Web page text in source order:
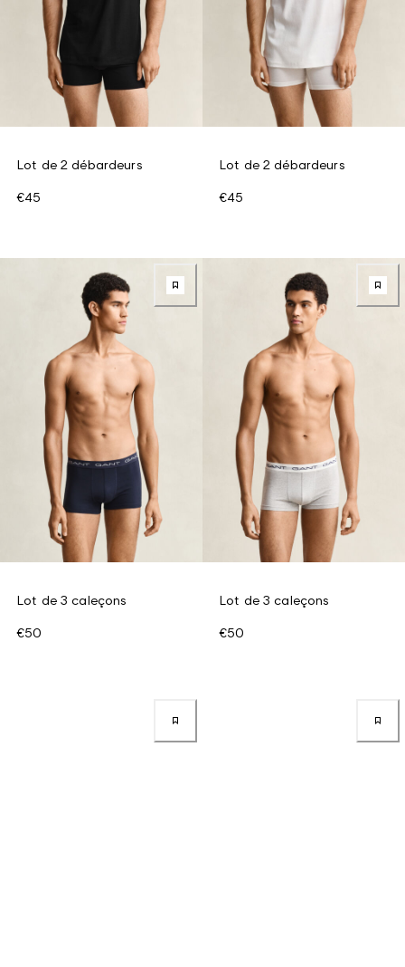
Lot de 2 débardeurs
€45
Lot de 2 débardeurs
€45
Lot de 3 caleçons
€50
Lot de 3 caleçons
€50